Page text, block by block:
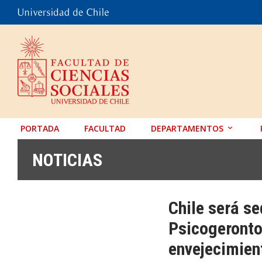
PORTADA FACULTAD
DEPARTAMENTOS
SOCIOLOGÍA
TRABAJO SOCIAL
NOTICIAS
Chile será